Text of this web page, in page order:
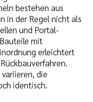
bestehen aus
in der Regel nicht als
und Portal-
mit
erleichtert
die
identisch.